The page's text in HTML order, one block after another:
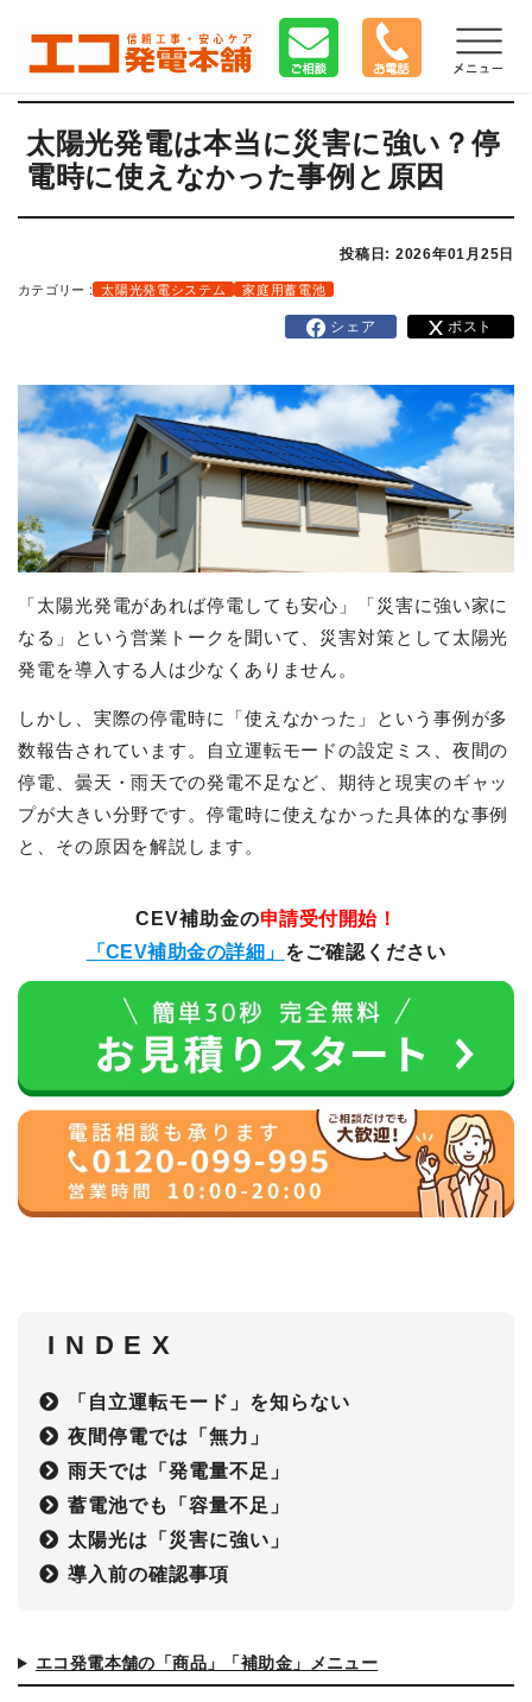
太陽光発電は本当に災害に強い？停
電時に使えなかった事例と原因
投稿日: 2026年01月25日
カテゴリー : 太陽光発電システム 家庭用蓄電池
シェア ポスト
「太陽光発電があれば停電しても安心」「災害に強い家に
なる」という営業トークを聞いて、災害対策として太陽光
発電を導入する人は少なくありません。
しかし、実際の停電時に「使えなかった」という事例が多
数報告されています。自立運転モードの設定ミス、夜間の
停電、曇天・雨天での発電不足など、期待と現実のギャッ
プが大きい分野です。停電時に使えなかった具体的な事例
と、その原因を解説します。
CEV補助金の申請受付開始！
「CEV補助金の詳細」 をご確認ください
I N D E X
「自立運転モード」を知らない
夜間停電では「無力」
雨天では「発電量不足」
蓄電池でも「容量不足」
太陽光は「災害に強い」
導入前の確認事項
エコ発電本舗の「商品」「補助金」メニュー